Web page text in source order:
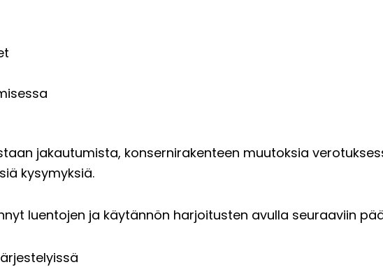
jakautumista, konsernirakenteen muutoksia
kysymyksiä.
luentojen ja käytännön harjoitusten avulla seuraaviin